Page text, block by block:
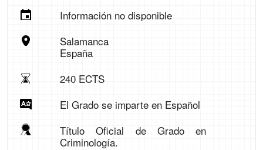
Información no disponible
Salamanca
España
240 ECTS
El Grado se imparte en Español
Título Oficial de Grado en
Criminología.